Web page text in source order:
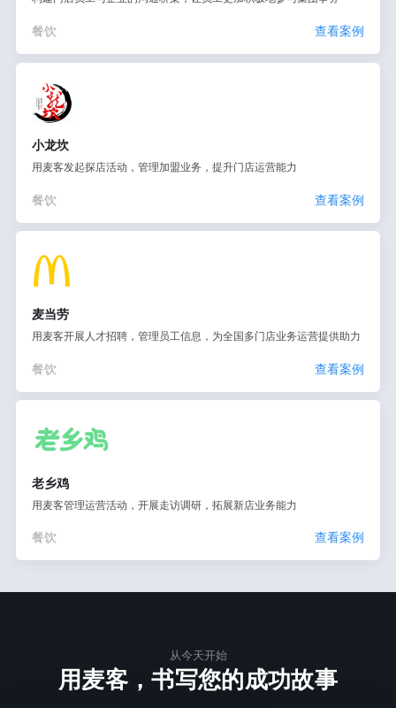
餐饮 查看案例
小龙坎
用麦客发起探店活动，管理加盟业务，提升门店运营能力
餐饮 查看案例
麦当劳
用麦客开展人才招聘，管理员工信息，为全国多门店业务运营提供助力
餐饮 查看案例
老乡鸡
用麦客管理运营活动，开展走访调研，拓展新店业务能力
餐饮 查看案例
从今天开始
用麦客，书写您的成功故事